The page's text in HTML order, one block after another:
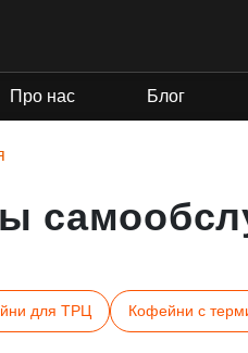
Про нас Блог
для ТРЦ Кофейни с